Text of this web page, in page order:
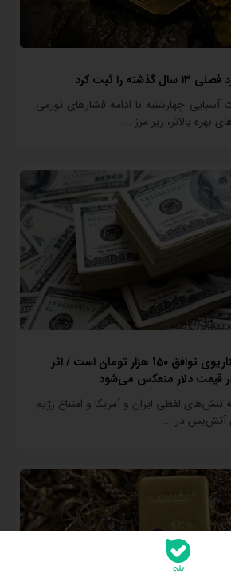
را ثبت کرد
آسیایی چهارشنبه با ادامه فشارهای تورمی
بهره بالاتر، زیر مرز ...
کف قیمت دلار در سناریوی توافق 150 هزار تومان است / اثر
قیمت دلار منعکس می‌شود
تنش‌های لفظی ایران و آمریکا و امتناع رژیم
آتش‌بس در ...